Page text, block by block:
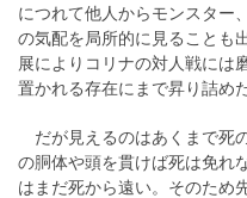
につれて他人からモンスター
の気配を局所的に見ることも
展によりコリナの対人戦には
置かれる存在にまで昇り詰めた
だが見えるのはあくまで死
の胴体や頭を貫けば死は免れ
はまだ死から遠い。そのため